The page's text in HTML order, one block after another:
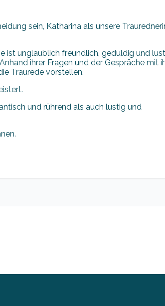
sein, Katharina als unsere
ist unglaublich freundlich, geduldig und
ihrer Fragen und der Gespräche mit
Traurede vorstellen.
und rührend als auch lustig und